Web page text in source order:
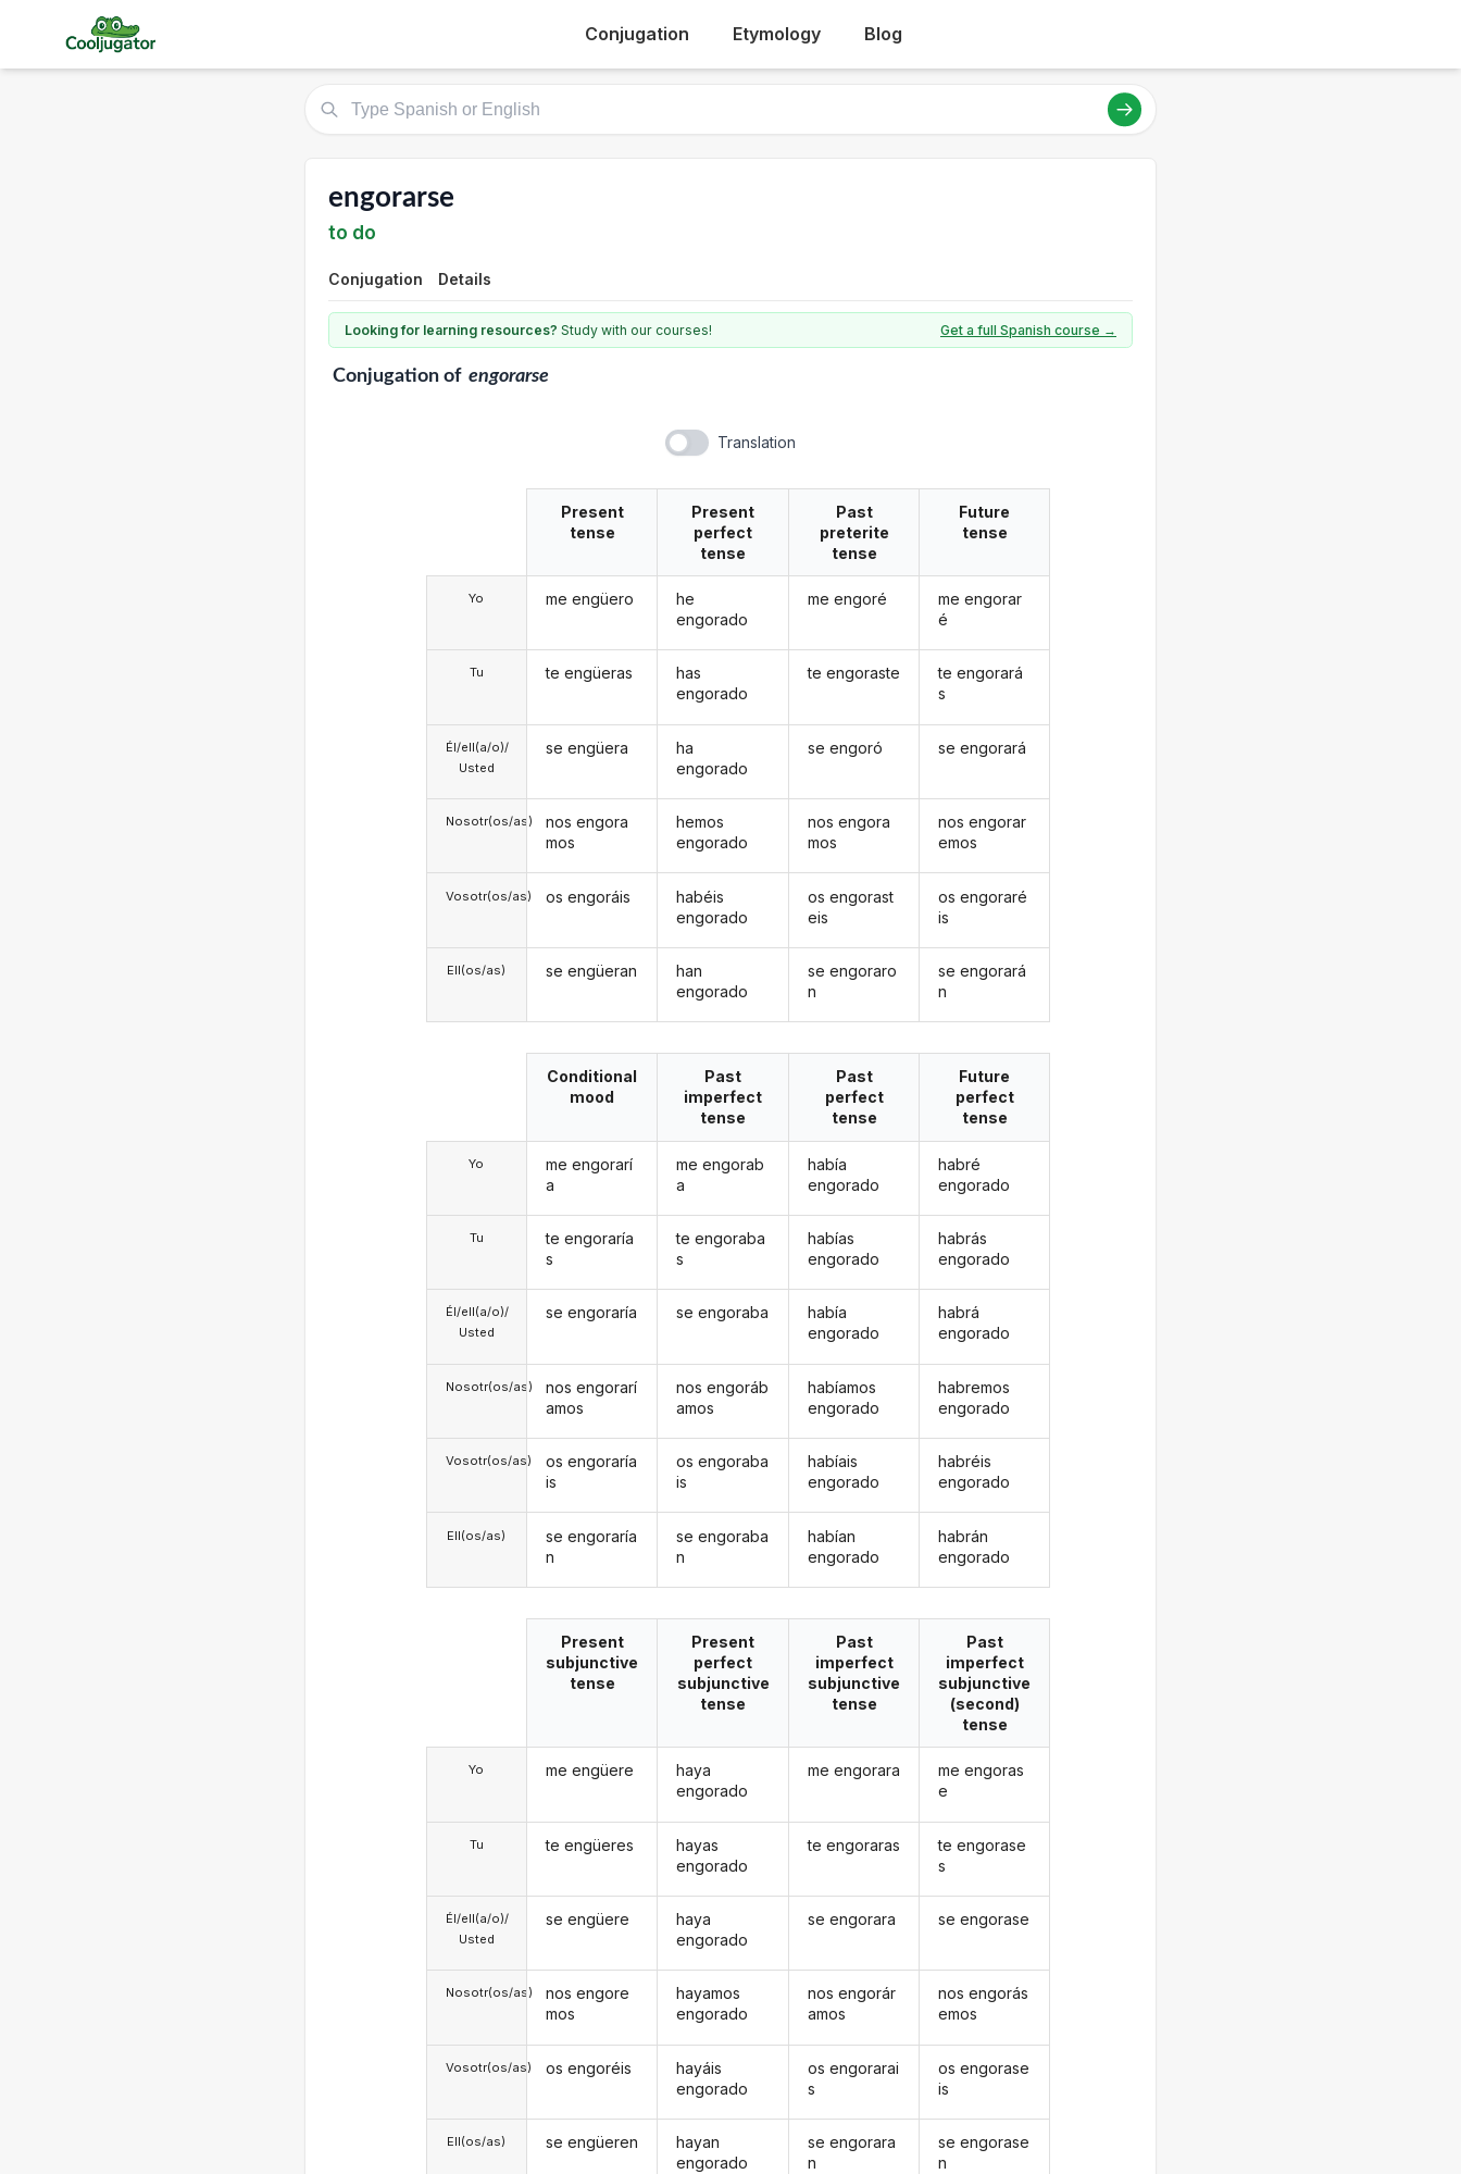
Conjugation Etymology Blog
engorarse
to do
Conjugation Details
Looking for learning resources? Study with our courses! Get a full Spanish course →
Conjugationof engorarse
Translation
Yo
Tu
Él/ell(a/o)/
Usted
Nosotr(os/as)
Vosotr(os/as)
Ell(os/as)
Present
tense
me engüero
te engüeras
se engüera
nos engora
mos
os engoráis
se engüeran
Present
perfect
tense
he
engorado
has
engorado
ha
engorado
hemos
engorado
habéis
engorado
han
engorado
Past
preterite
tense
me engoré
te engoraste
se engoró
nos engora
mos
os engorast
eis
se engoraro
n
Future
tense
me engorar
é
te engorará
s
se engorará
nos engorar
emos
os engoraré
is
se engorará
n
Yo
Tu
Él/ell(a/o)/
Usted
Nosotr(os/as)
Vosotr(os/as)
Ell(os/as)
Conditional
mood
me engorarí
a
te engoraría
s
se engoraría
nos engorarí
amos
os engoraría
is
se engoraría
n
Past
imperfect
tense
me engorab
a
te engoraba
s
se engoraba
nos engoráb
amos
os engoraba
is
se engoraba
n
Past
perfect
tense
había
engorado
habías
engorado
había
engorado
habíamos
engorado
habíais
engorado
habían
engorado
Future
perfect
tense
habré
engorado
habrás
engorado
habrá
engorado
habremos
engorado
habréis
engorado
habrán
engorado
Yo
Tu
Él/ell(a/o)/
Usted
Nosotr(os/as)
Vosotr(os/as)
Ell(os/as)
Present
subjunctive
tense
me engüere
te engüeres
se engüere
nos engore
mos
os engoréis
se engüeren
Present
perfect
subjunctive
tense
haya
engorado
hayas
engorado
haya
engorado
hayamos
engorado
hayáis
engorado
hayan
engorado
Past
imperfect
subjunctive
tense
me engorara
te engoraras
se engorara
nos engorár
amos
os engorarai
s
se engorara
n
Past
imperfect
subjunctive
(second)
tense
me engoras
e
te engorase
s
se engorase
nos engorás
emos
os engorase
is
se engorase
n